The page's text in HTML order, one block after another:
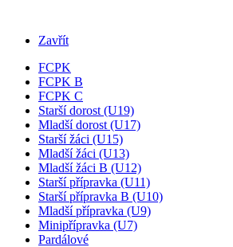
Zavřít
FCPK
FCPK B
FCPK C
Starší dorost (U19)
Mladší dorost (U17)
Starší žáci (U15)
Mladší žáci (U13)
Mladší žáci B (U12)
Starší přípravka (U11)
Starší přípravka B (U10)
Mladší přípravka (U9)
Minipřípravka (U7)
Pardálové